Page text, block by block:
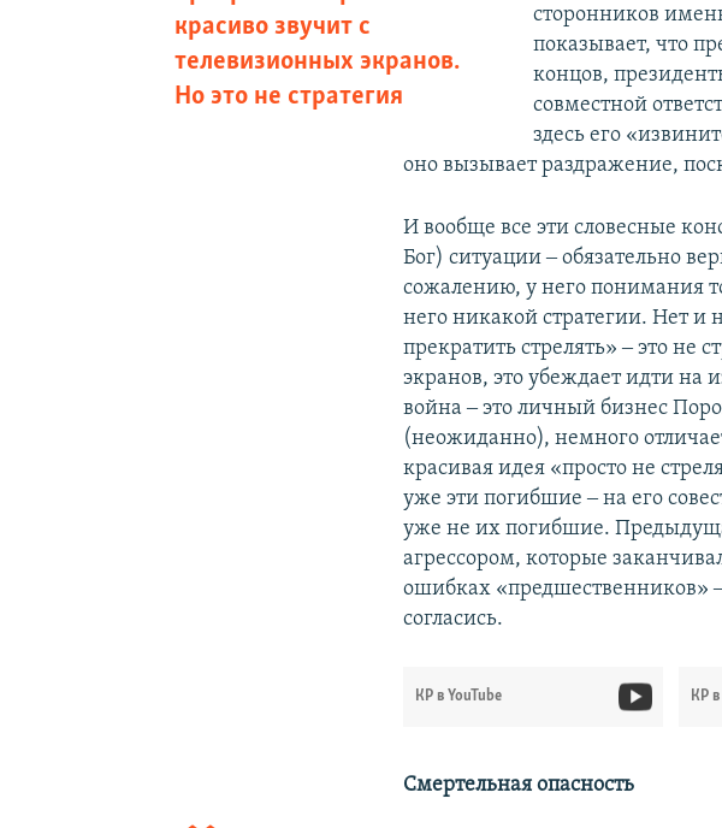
красиво звучит с
телевизионных экранов.
Но это не стратегия
сторонников
показывает, что
концов,
совместной
здесь его
оно вызывает раздражение,
И вообще все эти словесные
Бог) ситуации ‒ обязательно
сожалению, у него понимания
него никакой стратегии. Нет и
прекратить стрелять» ‒ это не
экранов, это убеждает идти на
война ‒ это личный бизнес
(неожиданно), немного
красивая идея «просто не
уже эти погибшие ‒ на его
уже не их погибшие.
агрессором, которые
ошибках «предшественников»
согласись.
КР в YouTube КР
Смертельная опасность